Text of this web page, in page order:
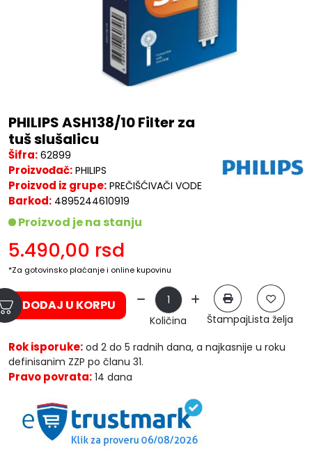
PHILIPS ASH138/10 Filter za
tuš slušalicu
Šifra: 62899
Proizvođač: PHILIPS
Proizvod iz grupe: PREČIŠĆIVAČI VODE
Barkod: 4895244610919
Proizvod je na stanju
5.490,00 rsd
*Za gotovinsko plaćanje i online kupovinu
DODAJ U KORPU
Količina ŠtampajLista želja
Rok isporuke: od 2 do 5 radnih dana, a najkasnije u roku
definisanim ZZP po članu 31.
Pravo povrata: 14 dana